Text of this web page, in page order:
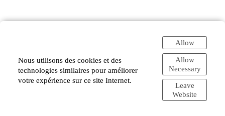
Nous utilisons des cookies et des
technologies similaires pour améliorer
votre expérience sur ce site Internet.
Allow
Allow
Necessary
Leave
Website